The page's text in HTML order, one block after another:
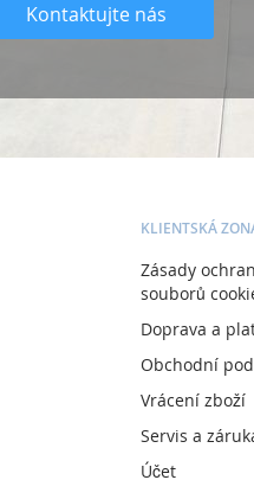
Kontaktujte nás
KLIENTSKÁ
Zásady
souborů
Doprava a
Obchodní
Vrácení zboží
Servis a
Účet